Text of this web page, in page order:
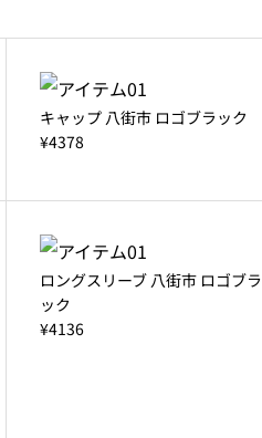
キャップ 八街市 ロゴブラック
¥4378
ロングスリーブ 八街市 ロゴブラ
ック
¥4136